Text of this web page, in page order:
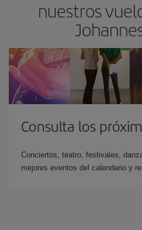
nuestros
Consulta los
Conciertos, teatro, festivales,
mejores eventos del calendario y